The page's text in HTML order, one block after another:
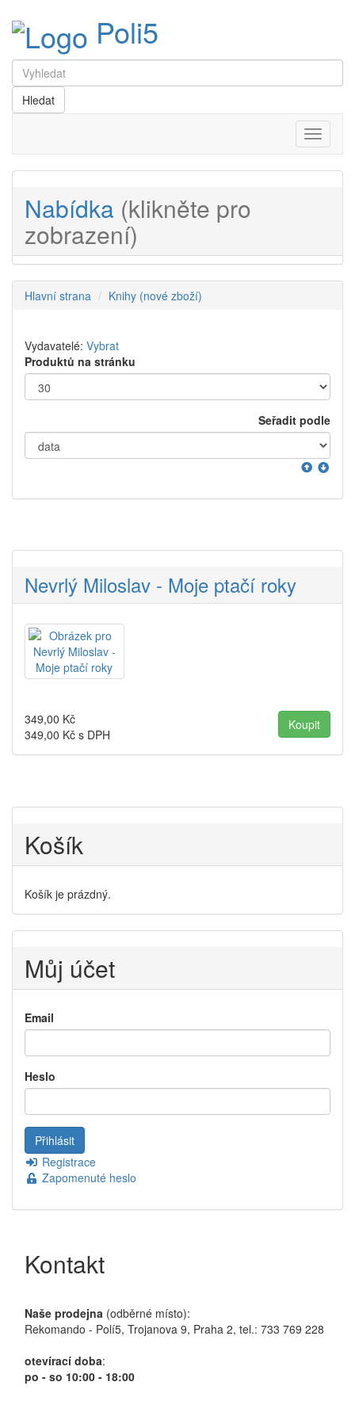
Poli5
Menu
Nabídka (klikněte pro
zobrazení)
Hlavní strana Knihy (nové zboží)
Vydavatelé: Vybrat
Produktů na stránku
Seřadit podle
Nevrlý Miloslav - Moje ptačí roky
349,00 Kč
349,00 Kč s DPH
Košík
Košík je prázdný.
Můj účet
Email
Heslo
Registrace
Zapomenuté heslo
Kontakt
Naše prodejna (odběrné místo):
Rekomando - Polí5, Trojanova 9, Praha 2, tel.: 733 769 228
otevírací doba:
po - so 10:00 - 18:00